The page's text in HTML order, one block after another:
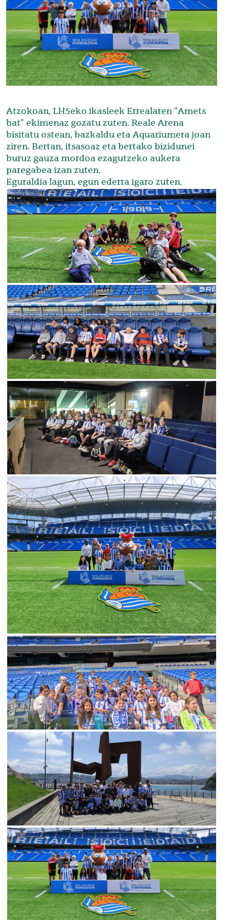
Atzokoan, LH5eko ikasleek Errealaren “Amets
bat” ekimenaz gozatu zuten. Reale Arena
bisitatu ostean, bazkaldu eta Aquariumera joan
ziren. Bertan, itsasoaz eta bertako bizidunei
buruz gauza mordoa ezagutzeko aukera
paregabea izan zuten.
Eguraldia lagun, egun ederra igaro zuten.